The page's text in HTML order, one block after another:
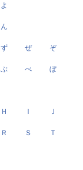
よ
ん
ず ぜ ぞ
ぶ べ ぼ
Ｈ Ｉ Ｊ
Ｒ Ｓ Ｔ